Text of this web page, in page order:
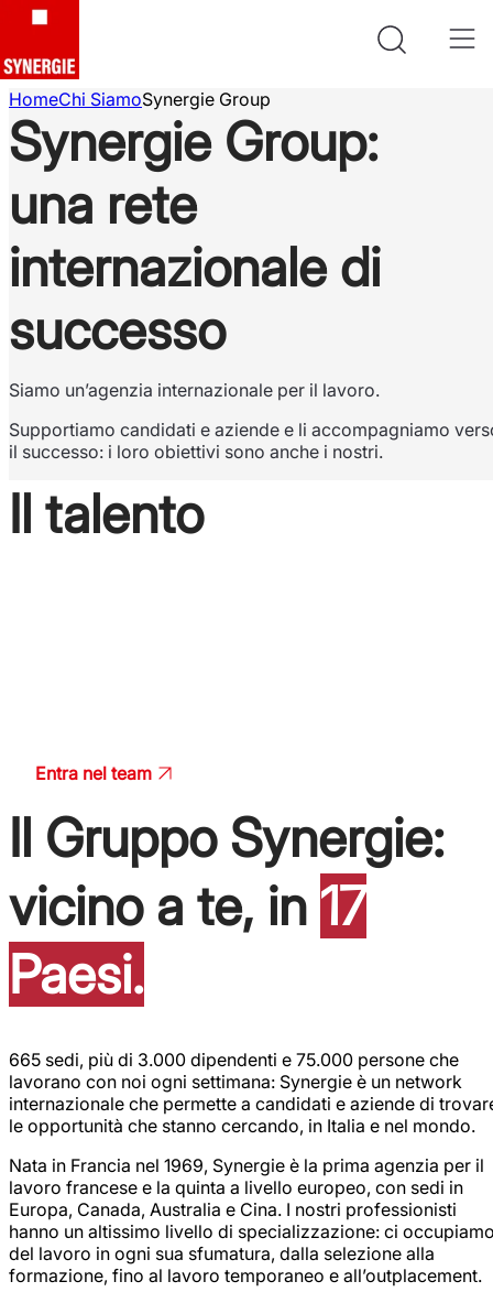
HomeChi SiamoSynergie Group
Synergie Group:
una rete
internazionale di
successo
Siamo un’agenzia internazionale per il lavoro.
Supportiamo candidati e aziende e li accompagniamo
il successo: i loro obiettivi sono anche i nostri.
Il talento
Entra nel team
Il Gruppo Synergie:
vicino a te, in 17
Paesi.
665 sedi, più di 3.000 dipendenti e 75.000 persone che
lavorano con noi ogni settimana: Synergie è un network
internazionale che permette a candidati e aziende di
le opportunità che stanno cercando, in Italia e nel mondo.
Nata in Francia nel 1969, Synergie è la prima agenzia per il
lavoro francese e la quinta a livello europeo, con sedi in
Europa, Canada, Australia e Cina. I nostri professionisti
hanno un altissimo livello di specializzazione: ci
del lavoro in ogni sua sfumatura, dalla selezione alla
formazione, fino al lavoro temporaneo e all’outplacement.